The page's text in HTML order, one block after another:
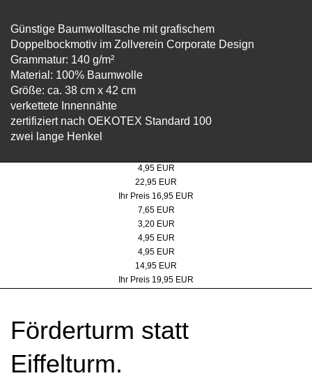
Günstige Baumwolltasche mit grafischem
Doppelbockmotiv im Zollverein Corporate Design
Grammatur: 140 g/m²
Material: 100% Baumwolle
Größe: ca. 38 cm x 42 cm
verkettete Innennähte
zertifiziert nach OEKOTEX Standard 100
zwei lange Henkel
4,95 EUR
XXL Tasche
22,95 EUR
Münzgeldbörse
VKP 19,95 EUR
Ihr Preis 16,95 EUR
Baumwollrucksack Doppelbock
7,65 EUR
Baumwolltasche Doppelbock Motiv
3,20 EUR
Baumwolltasche Doppelbock
4,95 EUR
Einkaufstasche mit Beutel
4,95 EUR
Rucksack mit Trinkbeutel
14,95 EUR
Shoulderbag "Koordinaten"
VKP 22,50 EUR
Ihr Preis 19,95 EUR
Förderturm statt
Eiffelturm.